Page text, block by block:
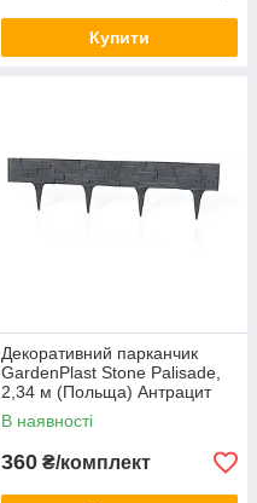
Купити
Декоративний парканчик
GardenPlast Stone Palisade,
2,34 м (Польща) Антрацит
В наявності
360 ₴/комплект